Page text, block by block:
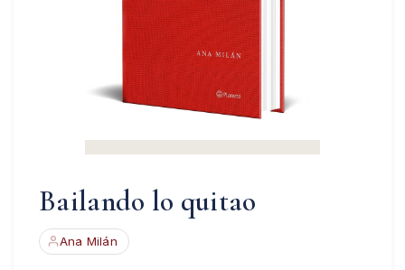
Bailando lo quitao
Ana Milán